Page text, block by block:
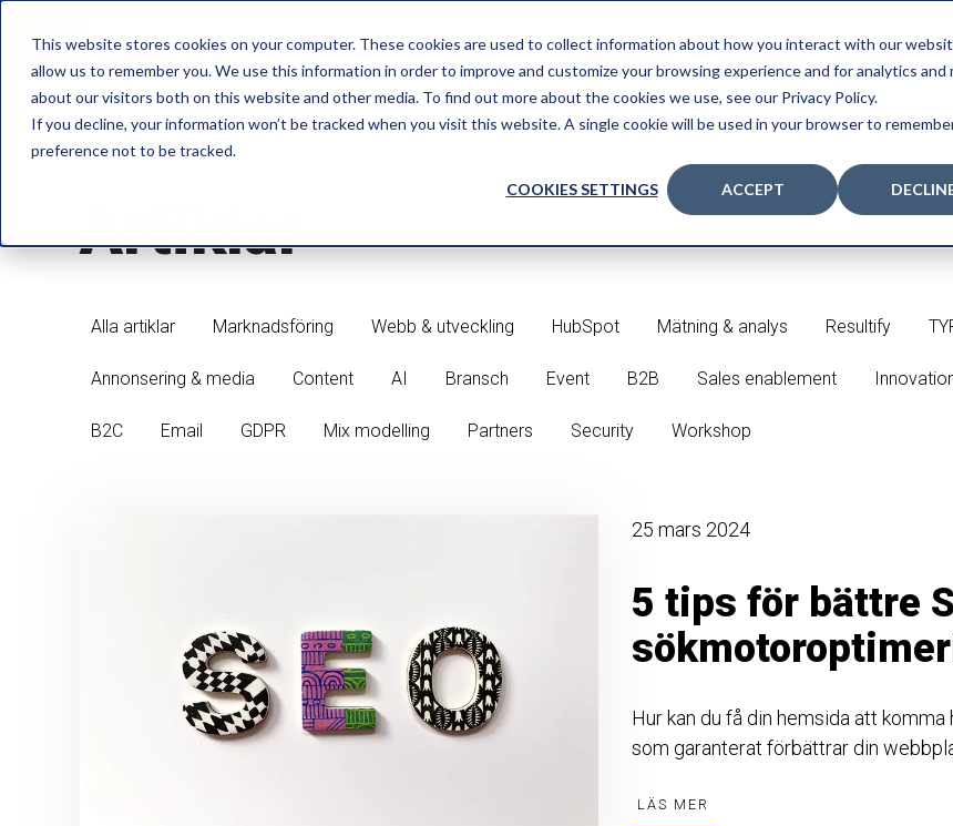
This website stores cookies on your computer. These cookies are used to collect information about how you interact with our
allow us to remember you. We use this information in order to improve and customize your browsing experience and for analytics and
about our visitors both on this website and other media. To find out more about the cookies we use, see our Privacy Policy.
If you decline, your information won’t be tracked when you visit this website. A single cookie will be used in your browser to
preference not to be tracked.
COOKIES SETTINGS ACCEPT
TJÄNSTER HUBSPOT CASE
Artiklar
Alla artiklar Marknadsföring Webb & utveckling HubSpot Mätning & analys Resultify
Annonsering & media Content AI Bransch Event B2B Sales enablement
B2C Email GDPR Mix modelling Partners Security Workshop
25 mars 2024
5 tips för bättre
Hur kan du få din hemsida att
som garanterat förbättrar din
LÄS MER